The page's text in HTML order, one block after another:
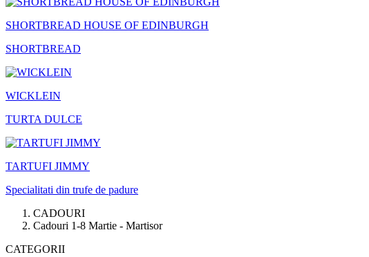
SHORTBREAD HOUSE OF EDINBURGH
SHORTBREAD
WICKLEIN
TURTA DULCE
TARTUFI JIMMY
Specialitati din trufe de padure
CADOURI
Cadouri 1-8 Martie - Martisor
CATEGORII